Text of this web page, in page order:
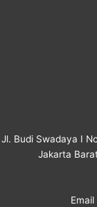
Jl. Budi Swadaya I
Jakarta